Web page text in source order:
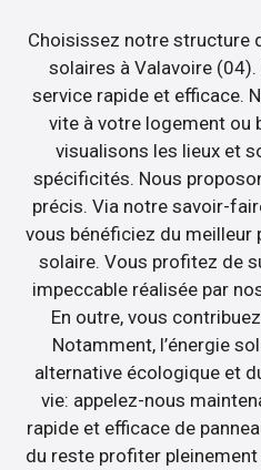
Choisissez notre structure
solaires à Valavoire (04).
service rapide et efficace.
vite à votre logement ou
visualisons les lieux et
spécificités. Nous
précis. Via notre savoir-
vous bénéficiez du
solaire. Vous profitez de
impeccable réalisée par
En outre, vous
Notamment, l’énergie
alternative écologique et
vie: appelez-nous
rapide et efficace de
du reste profiter